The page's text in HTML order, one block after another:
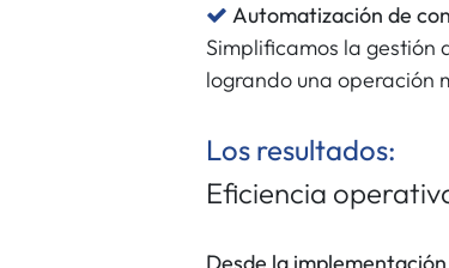
Automatización de
Simplificamos la
logrando una operación
Los resultados:
Eficiencia